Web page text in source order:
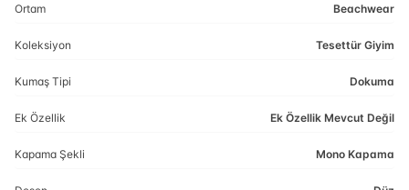
Ortam Beachwear
Koleksiyon Tesettür Giyim
Kumaş Tipi Dokuma
Ek Özellik Ek Özellik Mevcut Değil
Kapama Şekli Mono Kapama